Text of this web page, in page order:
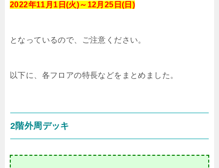
2022年11月1日(火)～12月25日(日)
となっているので、ご注意ください。
以下に、各フロアの特長などをまとめました。
2階外周デッキ